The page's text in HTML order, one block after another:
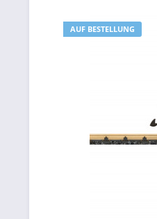
AUF BESTELLUNG